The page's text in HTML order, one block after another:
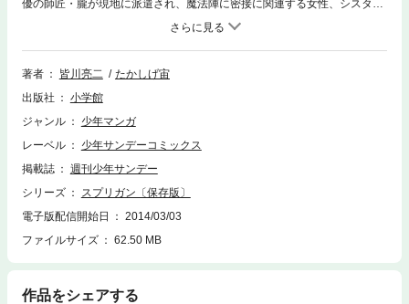
優の師匠・朧が現地に派遣され、魔法陣に密接に関連する女性、シスタ
ー・ケイトの護衛を務める。だがすぐに、ふたりとも連絡を断ってしま
い…！？ 知らせを聞いた優は、紛争が続くバグダッドへと飛ぶ！
著者 皆川亮二
たかしげ宙
出版社
小学館
ジャンル
少年マンガ
レーベル
少年サンデーコミックス
掲載誌
週刊少年サンデー
シリーズ
スプリガン〔保存版〕
電子版配信開始日
2014/03/03
ファイルサイズ
62.50 MB
作品をシェアする